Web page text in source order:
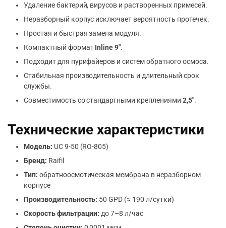
Удаление бактерий, вирусов и растворенных примесей.
Неразборный корпус исключает вероятность протечек.
Простая и быстрая замена модуля.
Компактный форматInline 9″.
Подходит для пурифайеров и систем обратного осмоса.
Стабильная производительность и длительный срок
службы.
Совместимость со стандартными креплениями 2,5″.
Технические характеристики
Модель: UC 9-50 (RO-805)
Бренд: Raifil
Тип: обратноосмотическая мембрана в неразборном
корпусе
Производительность: 50 GPD (≈ 190 л/сутки)
Скорость фильтрации: до 7–8 л/час